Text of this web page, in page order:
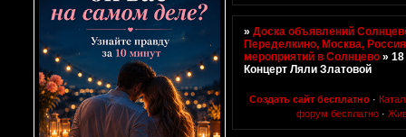
»Доска объявлений
Переделкино, Москва, Россия
мероприятий в Солнцево »
Концерт Ляли Златовой
Создать сайт бесплатно ·
форум бесплатно ·